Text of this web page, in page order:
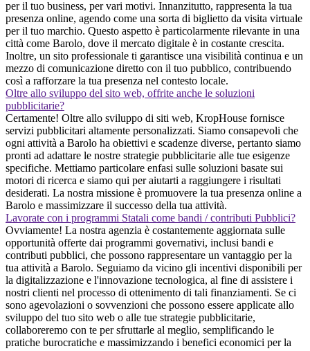
per il tuo business, per vari motivi. Innanzitutto, rappresenta la tua
presenza online, agendo come una sorta di biglietto da visita virtuale
per il tuo marchio. Questo aspetto è particolarmente rilevante in una
città come Barolo, dove il mercato digitale è in costante crescita.
Inoltre, un sito professionale ti garantisce una visibilità continua e un
mezzo di comunicazione diretto con il tuo pubblico, contribuendo
così a rafforzare la tua presenza nel contesto locale.
Oltre allo sviluppo del sito web, offrite anche le soluzioni
pubblicitarie?
Certamente! Oltre allo sviluppo di siti web, KropHouse fornisce
servizi pubblicitari altamente personalizzati. Siamo consapevoli che
ogni attività a Barolo ha obiettivi e scadenze diverse, pertanto siamo
pronti ad adattare le nostre strategie pubblicitarie alle tue esigenze
specifiche. Mettiamo particolare enfasi sulle soluzioni basate sui
motori di ricerca e siamo qui per aiutarti a raggiungere i risultati
desiderati. La nostra missione è promuovere la tua presenza online a
Barolo e massimizzare il successo della tua attività.
Lavorate con i programmi Statali come bandi / contributi Pubblici?
Ovviamente! La nostra agenzia è costantemente aggiornata sulle
opportunità offerte dai programmi governativi, inclusi bandi e
contributi pubblici, che possono rappresentare un vantaggio per la
tua attività a Barolo. Seguiamo da vicino gli incentivi disponibili per
la digitalizzazione e l'innovazione tecnologica, al fine di assistere i
nostri clienti nel processo di ottenimento di tali finanziamenti. Se ci
sono agevolazioni o sovvenzioni che possono essere applicate allo
sviluppo del tuo sito web o alle tue strategie pubblicitarie,
collaboreremo con te per sfruttarle al meglio, semplificando le
pratiche burocratiche e massimizzando i benefici economici per la